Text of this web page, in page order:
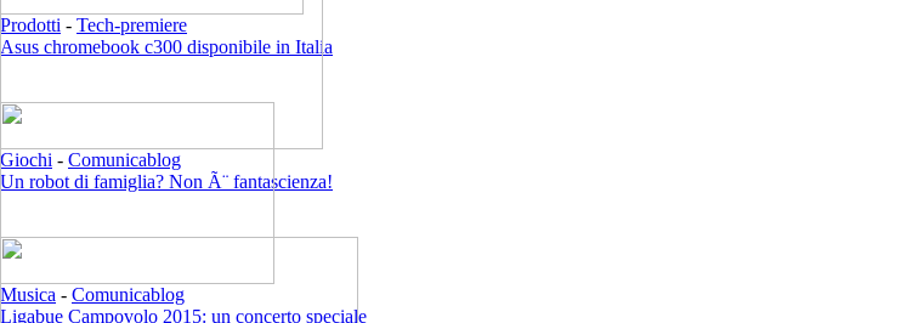
Prodotti - Tech-premiere
Asus chromebook c300 disponibile in Italia
Giochi - Comunicablog
Un robot di famiglia? Non Ã¨ fantascienza!
Musica - Comunicablog
Ligabue Campovolo 2015: un concerto speciale